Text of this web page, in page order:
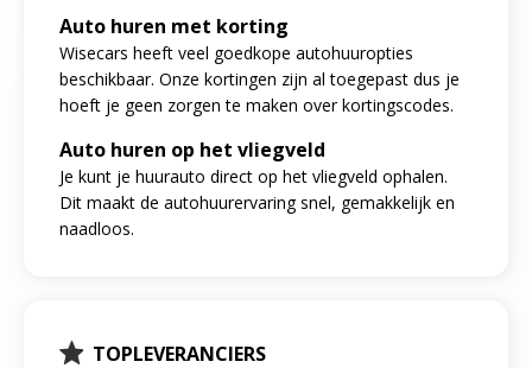
Auto huren met korting
Wisecars heeft veel goedkope autohuuropties
beschikbaar. Onze kortingen zijn al toegepast dus je
hoeft je geen zorgen te maken over kortingscodes.
Auto huren op het vliegveld
Je kunt je huurauto direct op het vliegveld ophalen.
Dit maakt de autohuurervaring snel, gemakkelijk en
naadloos.
TOPLEVERANCIERS